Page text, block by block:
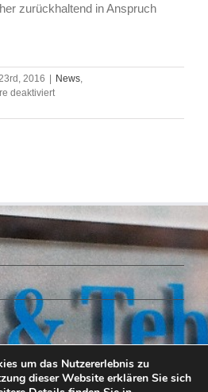
zurückhaltend in Anspruch
2016 News,
deaktiviertfür
&
vorher?",
Porträt
der
BRAUWELT
um das Nutzererlebnis zu
dieser Website erklären Sie sich